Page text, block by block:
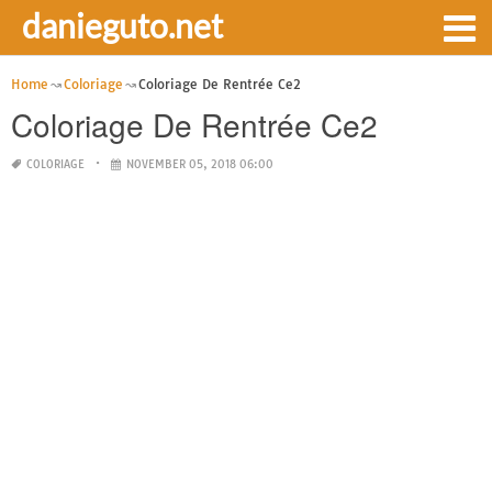
danieguto.net
Home Coloriage Coloriage De Rentrée Ce2
Coloriage De Rentrée Ce2
COLORIAGE NOVEMBER 05, 2018 06:00